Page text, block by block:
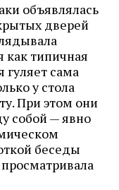
объявлялась
дверей
как типичная
гуляет сама
у стола
При этом они
собой — явно
беседы